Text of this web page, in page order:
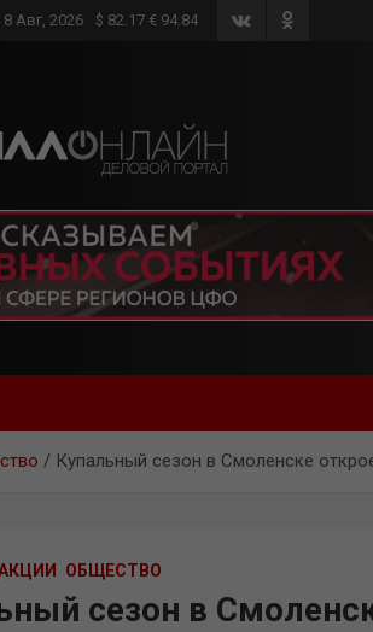
8 Авг, 2026 $ 82.17 € 94.84
Купальный сезон в Смоленске
ОБЩЕСТВО
сезон в